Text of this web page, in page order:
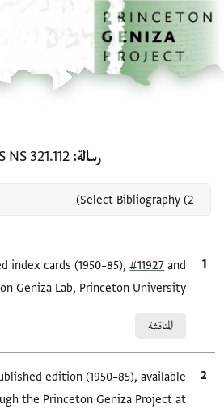
إلى المحتوى الرئيسي
الرئيسية
رسالة NS 321.112
الاقتباس المرجعيindex cards (1950–85),#11927 and
Geniza Lab, Princeton University.
المناقشة
الاقتباس المرجعي
edition (1950–85), available
the Princeton Geniza Project at